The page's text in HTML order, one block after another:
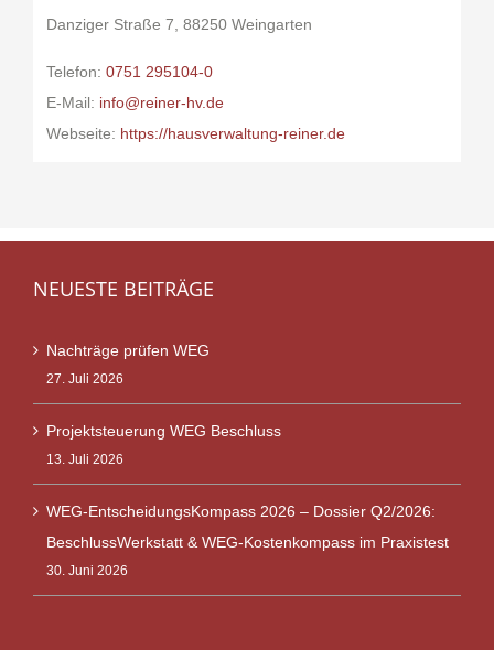
Danziger Straße 7, 88250 Weingarten
Telefon: 0751 295104-0
E-Mail: info@reiner-hv.de
Webseite: https://hausverwaltung-reiner.de
NEUESTE BEITRÄGE
Nachträge prüfen WEG
27. Juli 2026
Projektsteuerung WEG Beschluss
13. Juli 2026
WEG-EntscheidungsKompass 2026 – Dossier Q2/2026:
BeschlussWerkstatt & WEG-Kostenkompass im Praxistest
30. Juni 2026